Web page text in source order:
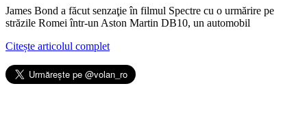
James Bond a făcut senzaţie în filmul Spectre cu o urmărire pe
străzile Romei într-un Aston Martin DB10, un automobil
Citește articolul complet